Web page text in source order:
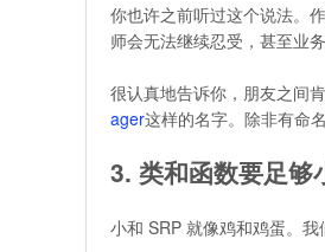
你也许之前听过这个说法。
师会无法继续忍受，甚至业务
很认真地告诉你，朋友之间
ager这样的名字。除非有命
3. 类和函数要足够
小和 SRP 就像鸡和鸡蛋。我